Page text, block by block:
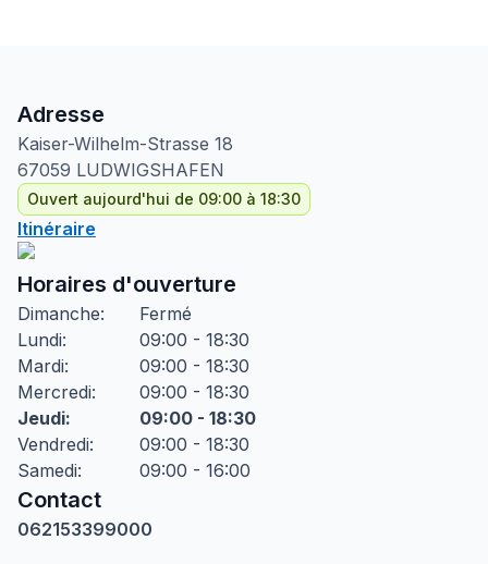
Adresse
Kaiser-Wilhelm-Strasse 18
67059 LUDWIGSHAFEN
Ouvert aujourd'hui de 09:00 à 18:30
Itinéraire
Horaires d'ouverture
Dimanche:
Fermé
Lundi:
09:00 - 18:30
Mardi:
09:00 - 18:30
Mercredi:
09:00 - 18:30
Jeudi:
09:00 - 18:30
Vendredi:
09:00 - 18:30
Samedi: 09:00 - 16:00
Contact
062153399000